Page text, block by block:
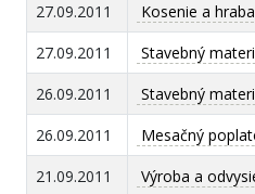
27.09.2011
Kosenie a
27.09.2011
Stavebný
26.09.2011
Stavebný
26.09.2011
Mesačný
21.09.2011
Výroba a